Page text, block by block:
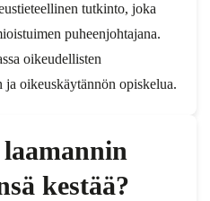
tutkinto, joka
puheenjohtajana.
oikeudellisten
ja oikeuskäytännön opiskelua.
kestää?